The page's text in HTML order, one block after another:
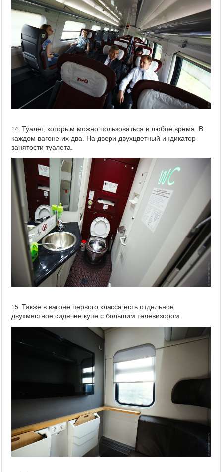
14. Туалет, которым можно пользоваться в любое время. В
каждом вагоне их два. На двери двухцветный индикатор
занятости туалета.
15. Также в вагоне первого класса есть отдельное
двухместное сидячее купе с большим телевизором.